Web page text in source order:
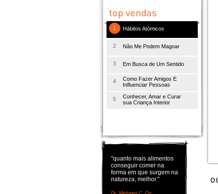
1 Hábitos Atómicos
2 Não Me Podem Magoar
3 Em Busca de Um Sentido
4
Como Fazer Amigos E
Influenciar Pessoas
5
Conhecer, Amar e Curar
sua Criança Interior
"quanto mais alimentos
conseguir comer na
forma em que surgem na
natureza, melhor."
Dr. Mehmet C. Oz